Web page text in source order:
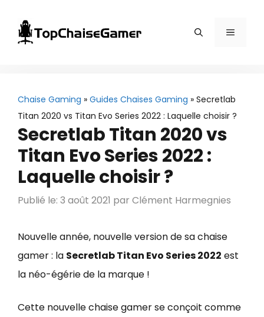
contenu
Menu
Chaise Gaming » Guides Chaises Gaming » Secretlab
Titan 2020 vs Titan Evo Series 2022 : Laquelle choisir ?
Secretlab Titan 2020 vs
Titan Evo Series 2022 :
Laquelle choisir ?
Publié le: 3 août 2021 par Clément Harmegnies
Nouvelle année, nouvelle version de sa chaise
gamer : la Secretlab Titan Evo Series 2022 est
la néo-égérie de la marque !
Cette nouvelle chaise gamer se conçoit comme